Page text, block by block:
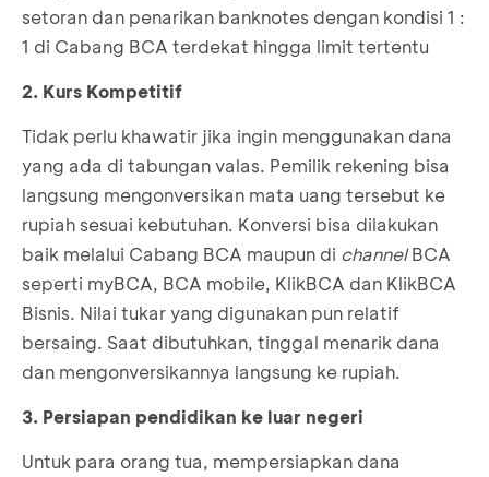
setoran dan penarikan banknotes dengan kondisi 1 :
1 di Cabang BCA terdekat hingga limit tertentu
2. Kurs Kompetitif
Tidak perlu khawatir jika ingin menggunakan dana
yang ada di tabungan valas. Pemilik rekening bisa
langsung mengonversikan mata uang tersebut ke
rupiah sesuai kebutuhan. Konversi bisa dilakukan
baik melalui Cabang BCA maupun di channelBCA
seperti myBCA, BCA mobile, KlikBCA dan KlikBCA
Bisnis. Nilai tukar yang digunakan pun relatif
bersaing. Saat dibutuhkan, tinggal menarik dana
dan mengonversikannya langsung ke rupiah.
3. Persiapan pendidikan ke luar negeri
Untuk para orang tua, mempersiapkan dana